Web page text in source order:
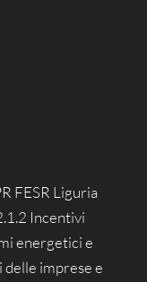
FESR Liguria
Incentivi
energetici e
delle imprese e